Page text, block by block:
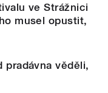
ve Strážnici
musel opustit,
pradávna věděli,